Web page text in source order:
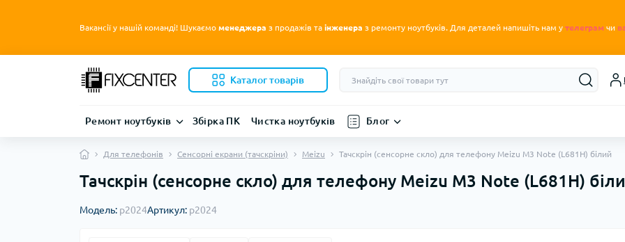
Вакансії у нашій команді! Шукаємо менеджера з продажів та інженера з ремонту ноутбуків. Для деталей напишіть нам у телеграм чи
Каталог товарів
Ремонт ноутбуків Збірка ПК Чистка ноутбуків Блог
Для телефонів Сенсорні екрани (тачскріни) Meizu Тачскрін (сенсорне скло) для телефону Meizu M3 Note (L681H) білий
Тачскрін (сенсорне скло) для телефону Meizu M3 Note (L681H)
Модель: p2024Артикул: p2024